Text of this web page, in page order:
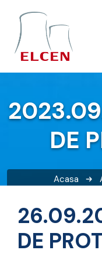
DE
Acasa
DE